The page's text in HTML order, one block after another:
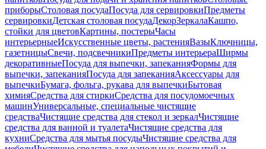
приборыСтоловая посудаПосуда для сервировкиПредметы
сервировкиДетская столовая посудаДекорЗеркалаКашпо,
стойки для цветовКартины, постерыЧасы
интерьерныеИскусственные цветы, растенияВазыКлючницы,
газетницыСвечи, подсвечникиПредметы интерьераШирмы
декоративныеПосуда для выпечки, запеканияФормы для
выпечки, запеканияПосуда для запеканияАксессуары для
выпечкиБумага, фольга, рукава для выпечкиБытовая
химияСредства для стиркиСредства для посудомоечных
машинУниверсальные, специальные чистящие
средстваЧистящие средства для стекол и зеркалЧистящие
средства для ванной и туалетаЧистящие средства для
кухниСредства для мытья посудыЧистящие средства для